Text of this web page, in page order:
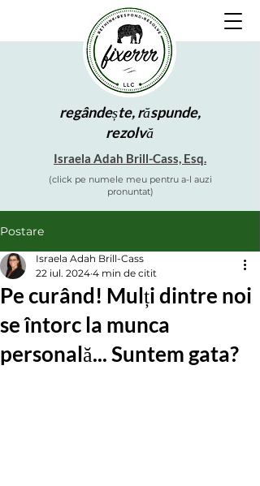
regândește, răspunde,
rezolvă
Israela Adah Brill-Cass, Esq.
(click pe numele meu pentru a-l auzi
pronuntat)
Postare
Pe curând! Mulți dintre noi
se întorc la munca
personală... Suntem gata?
Israela Adah Brill-Cass
22 iul. 2024 4 min de citit